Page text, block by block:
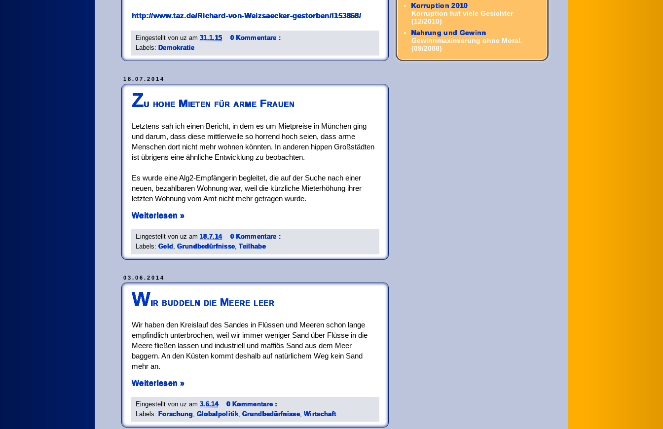
http://www.taz.de/Richard-von-Weizsaecker-gestorben/!153868/
Eingestellt von uz am 31.1.15
0 Kommentare :
Labels: Demokratie
18.07.2014
Zu hohe Mieten für arme Frauen
Letztens sah ich einen Bericht, in dem es um Mietpreise in München ging
und darum, dass diese mittlerweile so horrend hoch seien, dass arme
Menschen dort nicht mehr wohnen könnten. In anderen hippen Großstädten
ist übrigens eine ähnliche Entwicklung zu beobachten.
Es wurde eine Alg2-Empfängerin begleitet, die auf der Suche nach einer
neuen, bezahlbaren Wohnung war, weil die kürzliche Mieterhöhung ihrer
letzten Wohnung vom Amt nicht mehr getragen wurde.
Weiterlesen »
Eingestellt von uz am 18.7.14
0 Kommentare :
Labels: Geld,Grundbedürfnisse,Teilhabe
03.06.2014
Wir buddeln die Meere leer
Wir haben den Kreislauf des Sandes in Flüssen und Meeren schon lange
empfindlich unterbrochen, weil wir immer weniger Sand über Flüsse in die
Meere fließen lassen und industriell und maffiös Sand aus dem Meer
baggern. An den Küsten kommt deshalb auf natürlichem Weg kein Sand
mehr an.
Weiterlesen »
Eingestellt von uz am 3.6.14
0 Kommentare :
Labels: Forschung, Globalpolitik, Grundbedürfnisse, Wirtschaft
Korruption 2010
Korruption hat viele Gesichter
(12/2010)
Nahrung und Gewinn
Gewinnmaximierung ohne Moral.
(09/2008)